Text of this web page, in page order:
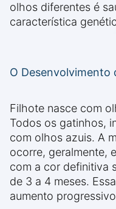
olhos diferentes é
característica
O Desenvolvimento
Filhote nasce com
Todos os gatinhos,
com olhos azuis. A
ocorre, geralmente,
com a cor definitiva
de 3 a 4 meses.
aumento